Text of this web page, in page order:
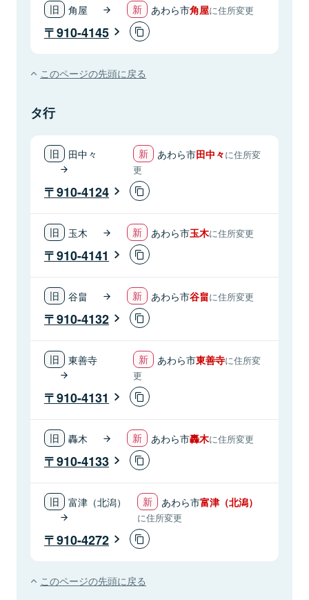
角屋 あわら市角屋に住所変更
910-4145
このページの先頭に戻る
タ行
田中々 あわら市田中々に住所変
更
910-4124
玉木 あわら市玉木に住所変更
910-4141
谷畠 あわら市谷畠に住所変更
910-4132
東善寺 あわら市東善寺に住所変
更
910-4131
轟木 あわら市轟木に住所変更
910-4133
富津（北潟） あわら市富津（北潟）
に住所変更
910-4272
このページの先頭に戻る